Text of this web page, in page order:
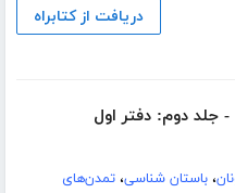
دریافت از کتابراه
جلد دوم: دفتر اول
،باستان شناسی،تمدن‌های